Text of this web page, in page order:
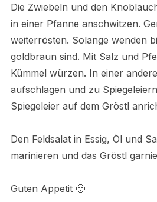
Die Zwiebeln und den
in einer Pfanne anschwitzen.
weiterrösten. Solange wenden
goldbraun sind. Mit Salz und
Kümmel würzen. In einer
aufschlagen und zu
Spiegeleier auf dem Gröstl
Den Feldsalat in Essig, Öl und
marinieren und das Gröstl
Guten Appetit 🙂